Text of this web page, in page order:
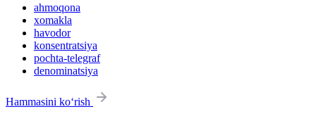
ahmoqona
xomakla
havodor
konsentratsiya
pochta-telegraf
denominatsiya
Hammasini ko‘rish